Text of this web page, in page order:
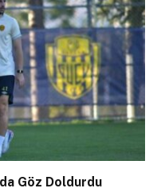
Göz Doldurdu